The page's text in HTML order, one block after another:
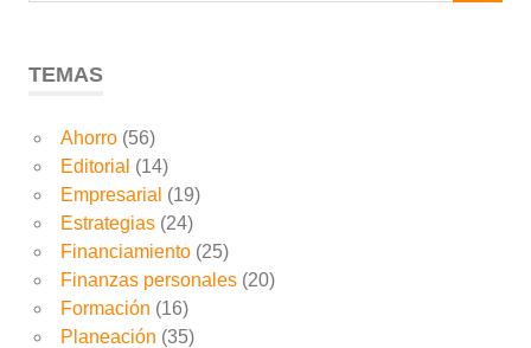
TEMAS
Ahorro(56)
Editorial (14)
Empresarial (19)
Estrategias(24)
Financiamiento(25)
Finanzas personales(20)
Formación (16)
Planeación (35)